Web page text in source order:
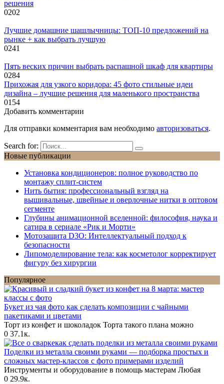
решения
0202
Лучшие домашние шашлычницы: ТОП-10 предложений на
рынке + как выбрать лучшую
0241
Пять веских причин выбрать распашной шкаф для квартиры
0284
Прихожая для узкого коридора: 45 фото стильные идеи
дизайна – лучшие решения для маленького пространства
0154
Добавить комментарии
Для отправки комментария вам необходимо авторизоваться.
Search for:
Новые публикации
Установка кондиционеров: полное руководство по
монтажу сплит-систем
Нить бытия: профессиональный взгляд на
вышивальные, швейные и оверлочные нитки в оптовом
сегменте
Глубины анимационной вселенной: философия, наука и
сатира в сериале «Рик и Морти»
Мотозащита D3O: Интеллектуальный подход к
безопасности
Липомоделирование тела: как косметолог корректирует
фигуру без хирургии
Популярное
Букет из чая фото как сделать композиции с чайными
пакетиками и цветами
Торт из конфет и шоколадок Торта такого плана можно
0 37.1к.
Поделки из металла своими руками — подборка простых и
сложных мастер-классов с фото примерами изделий
Инструменты и оборудование в помощь мастерам Любая
0 29.9к.